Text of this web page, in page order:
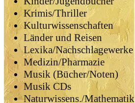
Krimis/Thriller
Kulturwissenschaften
Länder und Reisen
Lexika/Nachschlagewerke
Medizin/Pharmazie
Musik (Bücher/Noten)
Musik CDs
Naturwissens./Mathematik